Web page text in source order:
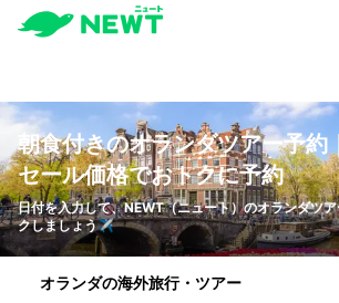
朝食付きのオランダツアー予約
セール価格でおトクに予約
日付を入力して、NEWT（ニュート）のオランダツ
クしましょう✈️
オランダの海外旅行・ツアー